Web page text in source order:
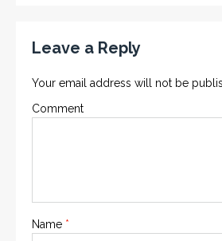
Leave a Reply
Your email address will not be
Comment
Name *